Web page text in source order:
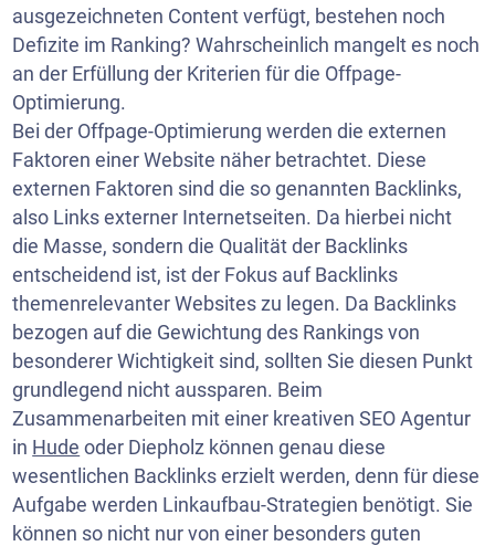
ausgezeichneten Content verfügt, bestehen noch
Defizite im Ranking? Wahrscheinlich mangelt es noch
an der Erfüllung der Kriterien für die Offpage-
Optimierung.
Bei der Offpage-Optimierung werden die externen
Faktoren einer Website näher betrachtet. Diese
externen Faktoren sind die so genannten Backlinks,
also Links externer Internetseiten. Da hierbei nicht
die Masse, sondern die Qualität der Backlinks
entscheidend ist, ist der Fokus auf Backlinks
themenrelevanter Websites zu legen. Da Backlinks
bezogen auf die Gewichtung des Rankings von
besonderer Wichtigkeit sind, sollten Sie diesen Punkt
grundlegend nicht aussparen. Beim
Zusammenarbeiten mit einer kreativen SEO Agentur
in Hude oder Diepholz können genau diese
wesentlichen Backlinks erzielt werden, denn für diese
Aufgabe werden Linkaufbau-Strategien benötigt. Sie
können so nicht nur von einer besonders guten